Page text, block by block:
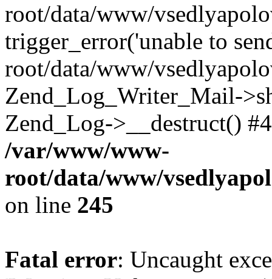
root/data/www/
trigger_error('unable to
root/data/www/
Zend_Log_Writer_Mail-
Zend_Log->__destruct()
/var/www/www-
root/data/www/
on line 245
Fatal error: Uncaught